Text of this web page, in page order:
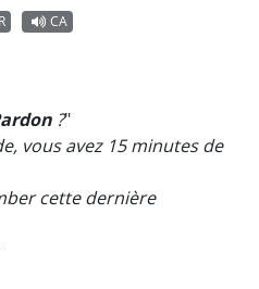
CA
?"
vous avez 15 minutes de
cette dernière